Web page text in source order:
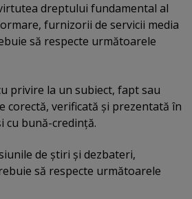
dreptului fundamental al
furnizorii de servicii media
să respecte următoarele
privire la un subiect, fapt sau
corectă, verificată şi prezentată în
cu bună-credinţă.
de ştiri şi dezbateri,
să respecte următoarele